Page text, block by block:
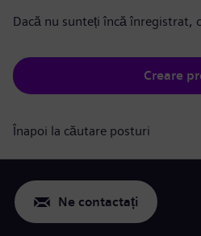
Dacă nu sunteți încă înregistrat,
Creare
Înapoi la căutare posturi
Ne contactați